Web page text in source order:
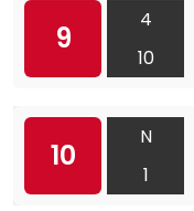
9
4
10
10
N
1